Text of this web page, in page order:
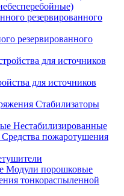
резервированного
для источников
Стабилизаторы
Нестабилизированные
Средства пожаротушения
Модули порошковые